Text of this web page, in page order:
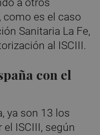
a otros
como es el caso
Sanitaria La Fe,
al ISCIII.
con el
ya son 13 los
ISCIII, según